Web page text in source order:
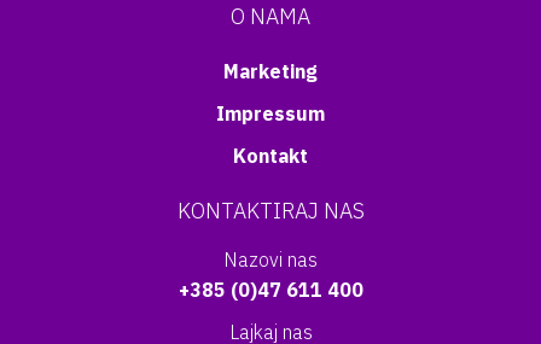
O NAMA
Marketing
Impressum
Kontakt
KONTAKTIRAJ NAS
Nazovi nas
+385 (0)47 611 400
Lajkaj nas